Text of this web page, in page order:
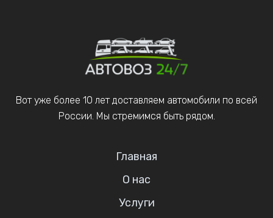
Вот уже более 10 лет доставляем автомобили по всей
России. Мы стремимся быть рядом.
Главная
О нас
Услуги